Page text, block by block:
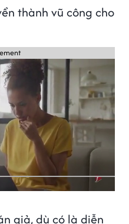
thành vũ công cho
giả, dù có là diễn